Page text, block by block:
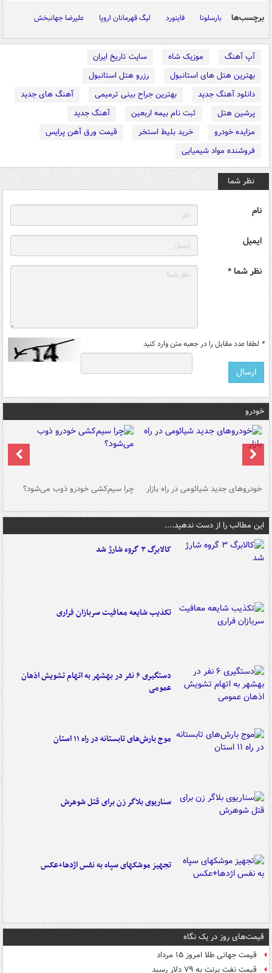
برچسب‌ها بارسلونا فاینورد لیگ قهرمانان اروپا علیرضا جهانبخش
آپ آهنگ موزیک شاه
سایت تاریخ ایران
بهترین هتل های استانبول
رزرو هتل استانبول
دانلود آهنگ جدید
بهترین جراح بینی ترمیمی
آهنگ های جدید
پرشین هتل
ثبت نام بیمه اربعین
آهنگ جدید
مزایده خودرو
خرید بلیط استخر
قیمت ورق آهن پرایس
فروشنده مواد شیمیایی
نظر شما
نام
ایمیل
نظر شما *
* لطفا عدد مقابل را در جعبه متن وارد کنید
خودرو
خودروهای جدید شیائومی در راه بازار چرا سیم‌کشی خودرو ذوب می‌شود؟
این مطالب را از دست ندهید....
کالابرگ ۳ گروه شارژ شد
تکذیب شایعه معافیت سربازان فراری
دستگیری ۶ نفر در بهشهر به اتهام تشویش اذهان
عمومی
موج بارش‌های تابستانه در راه ۱۱ استان
سناریوی بلاگر زن برای قتل شوهرش
تجهیز موشکهای سپاه به نفس اژدها+عکس
قیمت‌های روز در یک نگاه
قیمت جهانی طلا امروز ۱۵ مرداد
قیمت نفت برنت به ۷۹ دلار رسید